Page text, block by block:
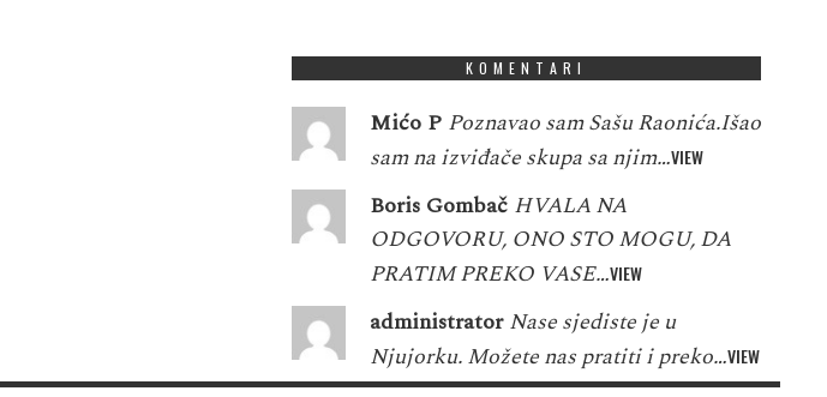
KOMENTARI
Mićo P Poznavao sam Sašu Raonića.Išao
sam na izviđače skupa sa njim…VIEW
Boris Gombač HVALA NA
ODGOVORU, ONO STO MOGU, DA
PRATIM PREKO VASE…VIEW
administrator Nase sjediste je u
Njujorku. Možete nas pratiti i preko…VIEW